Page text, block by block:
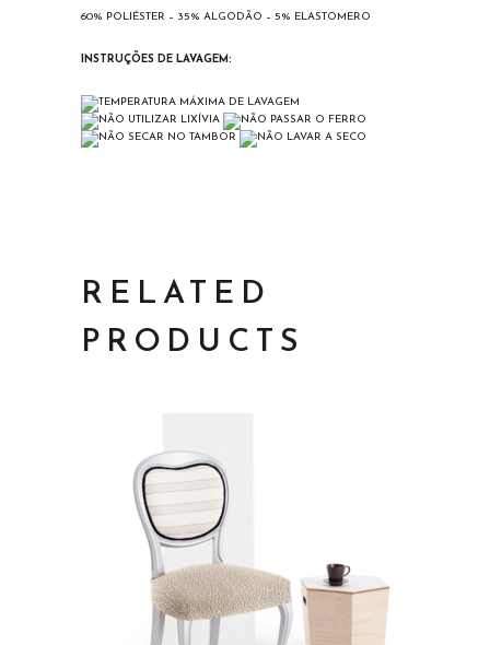
60% POLIÉSTER – 35% ALGODÃO – 5% ELASTOMERO
INSTRUÇÕES DE LAVAGEM:
RELATED
PRODUCTS